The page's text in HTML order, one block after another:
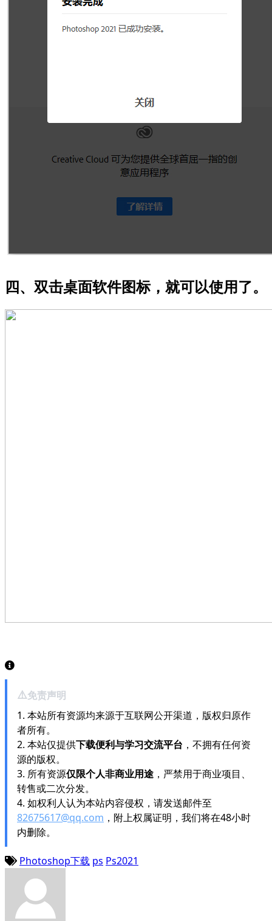
四、双击桌面软件图标，就可以使用了。
⚠️免责声明
1. 本站所有资源均来源于互联网公开渠道，版权归原作
者所有。
2. 本站仅提供下载便利与学习交流平台 ，不拥有任何资
源的版权。
3. 所有资源仅限个人非商业用途 ，严禁用于商业项目、
转售或二次分发。
4. 如权利人认为本站内容侵权，请发送邮件至
82675617@qq.com ，附上权属证明，我们将在48小时
内删除。
Photoshop下载 ps Ps2021